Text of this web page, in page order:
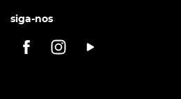
siga-nos